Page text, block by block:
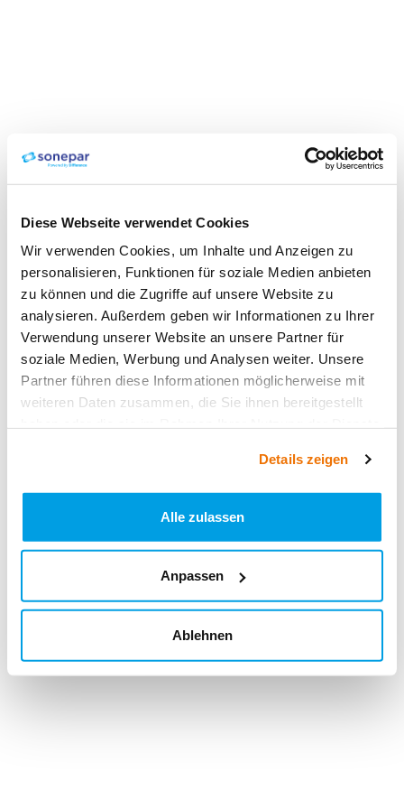
Diese Webseite verwendet Cookies
Wir verwenden Cookies, um Inhalte und Anzeigen zu
personalisieren, Funktionen für soziale Medien anbieten
zu können und die Zugriffe auf unsere Website zu
analysieren. Außerdem geben wir Informationen zu Ihrer
Verwendung unserer Website an unsere Partner für
soziale Medien, Werbung und Analysen weiter. Unsere
Partner führen diese Informationen möglicherweise mit
weiteren Daten zusammen, die Sie ihnen bereitgestellt
Details zeigen
Alle zulassen
Anpassen
Ablehnen